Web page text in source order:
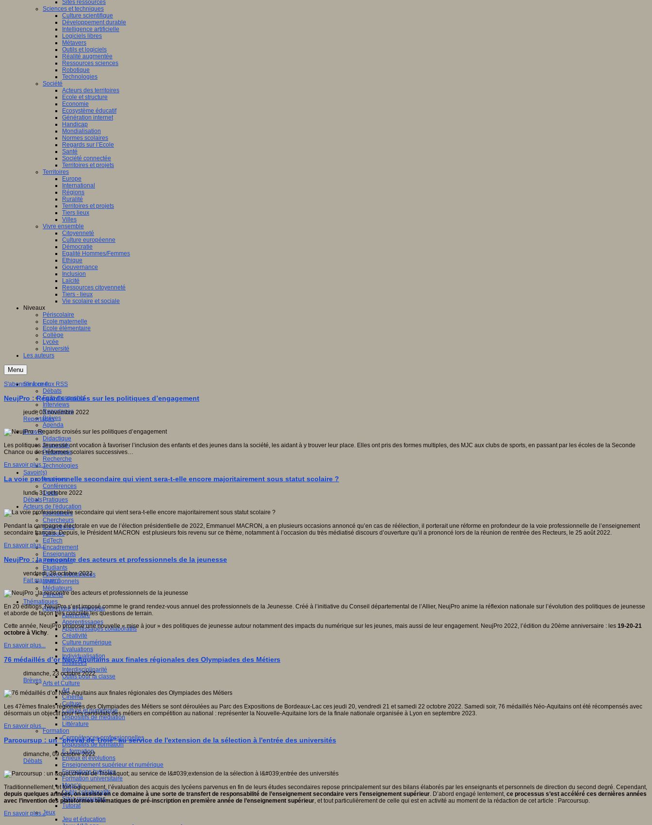
Sites ressources
Sciences et techniques
Culture scientifique
Développement durable
Intelligence artificielle
Logiciels libres
Métavers
Outils et logiciels
Réalité augmentée
Ressources sciences
Robotique
Technologies
Société
Acteurs des territoires
Ecole et structure
Economie
Ecosystème éducatif
Génération internet
Handicap
Mondialisation
Normes scolaires
Regards sur l’Ecole
Santé
Société connectée
Territoires et projets
Territoires
Europe
International
Régions
Ruralité
Territoires et projets
Tiers lieux
Villes
Vivre ensemble
Citoyenneté
Culture européenne
Démocratie
Egalité Hommes/Femmes
Ethique
Gouvernance
Inclusion
Laïcité
Ressources citoyenneté
Tiers - lieux
Vie scolaire et sociale
Niveaux
Périscolaire
Ecole maternelle
Ecole élémentaire
Collège
Lycée
Université
Les auteurs
Menu
S'informer
Débats
Faits marquants
Interviews
Reportages
Brèves
Agenda
Innover
Didactique
Dispositifs
Pédagogie
Recherche
Technologies
Savoir(s)
Analyses
Conférences
Outils
Pratiques
Acteurs de l'éducation
Animateurs
Chercheurs
Collectivités
Editeurs
EdTech
Encadrement
Enseignants
Entreprises
Etudiants
Filières industrielles
Institutionnels
Médiateurs
Parents
Thématiques
Apprendre et enseigner
Apprendre
Apprentissages
Apprentissages collaboratifs
Créativité
Culture numérique
Evaluations
Individualisation
Initiatives
Interdisciplinarité
Outils pour la classe
Arts et Culture
Art
Cinéma
Culture
Culture et numérique
Dispositifs de médiation
Littérature
Formation
Compétences professionnelles
Dispositifs de formation
E- formation
Enjeux et évolutions
Enseignement supérieur et numérique
Formations hybrides
Formation universitaire
Mooc’s
Outils collaboratifs
Sites ressources
Tutorat
Jeux
Jeu et éducation
S'abonner à ce flux RSS
NeujPro : Regards croisés sur les politiques d’engagement
jeudi, 03 novembre 2022
Reportages
Les politiques Jeunesse ont vocation à favoriser l’inclusion des enfants et des jeunes dans la société, les aidant à y trouver leur place. Elles ont pris des formes multiples, des MJC aux clubs de sports, en passant par les écoles de la Seconde
Chance ou des réformes scolaires successives…
En savoir plus...
La voie professionnelle secondaire qui vient sera-t-elle encore majoritairement sous statut scolaire ?
lundi, 31 octobre 2022
Débats
Pendant la campagne électorale en vue de l’élection présidentielle de 2022, Emmanuel MACRON, a en plusieurs occasions annoncé qu’en cas de réélection, il porterait une réforme en profondeur de la voie professionnelle de l’enseignement
secondaire français. Depuis, le Président MACRON est plusieurs fois revenu sur ce thème, notamment à l’occasion du très médiatisé discours d’ouverture qu’il a prononcé lors de la réunion de rentrée des Recteurs, le 25 août 2022.
En savoir plus...
NeujPro : la rencontre des acteurs et professionnels de la jeunesse
vendredi, 28 octobre 2022
Fait marquant
En 20 éditions, NeujPro s’est imposé comme le grand rendez-vous annuel des professionnels de la Jeunesse. Créé à l’initiative du Conseil départemental de l’Allier, NeujPro anime la réflexion nationale sur l’évolution des politiques de jeunesse
et aborde de façon très concrète les questions de terrain.
Cette année, NeujPro propose une nouvelle « mise à jour » des politiques de jeunesse autour notamment des impacts du numérique sur les jeunes, mais aussi de leur engagement. NeujPro 2022, l’édition du 20ème anniversaire : les 19-20-21
octobre à Vichy.
En savoir plus...
76 médaillés d’or Néo-Aquitains aux finales régionales des Olympiades des Métiers
dimanche, 23 octobre 2022
Brèves
Les 47èmes finales régionales des Olympiades des Métiers se sont déroulées au Parc des Expositions de Bordeaux-Lac ces jeudi 20, vendredi 21 et samedi 22 octobre 2022. Samedi soir, 76 médaillés Néo-Aquitains ont été récompensés avec
désormais un objectif pour les candidats des métiers en compétition au national : représenter la Nouvelle-Aquitaine lors de la finale nationale organisée à Lyon en septembre 2023.
En savoir plus...
Parcoursup : un "cheval de Troie" au service de l'extension de la sélection à l'entrée des universités
dimanche, 09 octobre 2022
Débats
Traditionnellement, et fort logiquement, l’évaluation des acquis des lycéens parvenus en fin de leurs études secondaires repose principalement sur des bilans élaborés par les enseignants et personnels de direction du second degré. Cependant,
depuis quelques années, on assiste en ce domaine à une sorte de transfert de responsabilité de l’enseignement secondaire vers l’enseignement supérieur. D’abord engagé lentement, ce processus s’est accéléré ces dernières années
avec l’invention des plateformes télématiques de pré-inscription en première année de l’enseignement supérieur, et tout particulièrement de celle qui est en activité au moment de la rédaction de cet article : Parcoursup.
En savoir plus...